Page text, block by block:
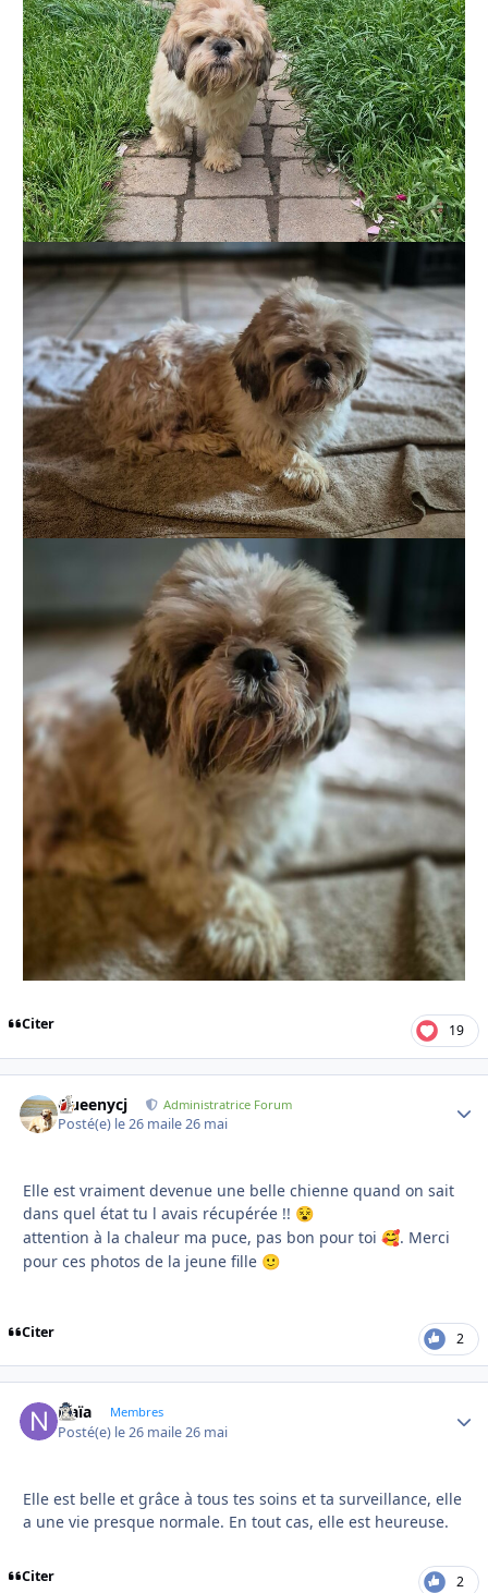
Citer 19
Queenycj Administratrice Forum
Posté(e) le 26 maile 26 mai
Elle est vraiment devenue une belle chienne quand on sait
dans quel état tu l avais récupérée !! 😵
attention à la chaleur ma puce, pas bon pour toi 🥰. Merci
pour ces photos de la jeune fille 🙂
Citer 2
Naïa Membres
Posté(e) le 26 maile 26 mai
Elle est belle et grâce à tous tes soins et ta surveillance, elle
a une vie presque normale. En tout cas, elle est heureuse.
Citer 2